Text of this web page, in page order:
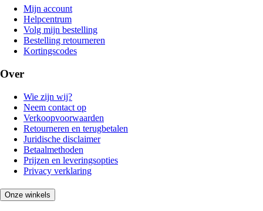
Mijn account
Helpcentrum
Volg mijn bestelling
Bestelling retourneren
Kortingscodes
Over
Wie zijn wij?
Neem contact op
Verkoopvoorwaarden
Retourneren en terugbetalen
Juridische disclaimer
Betaalmethoden
Prijzen en leveringsopties
Privacy verklaring
Onze winkels